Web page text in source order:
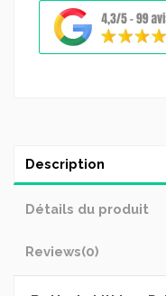
Description
Détails du produit
Reviews(0)